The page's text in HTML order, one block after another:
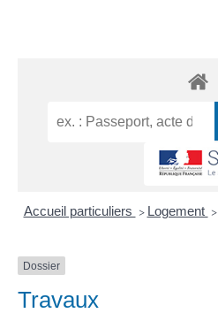
Accueil particuliers > Logement >
Dossier
Travaux